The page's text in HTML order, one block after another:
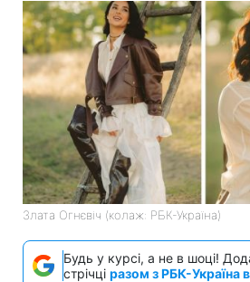
Злата Огнєвіч (колаж: РБК-Україна)
Будь у курсі, а не в шоці!
стрічці разом з РБК-Україна